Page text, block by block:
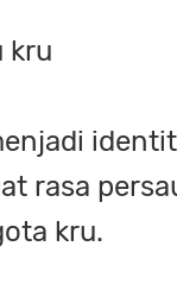
kru
rasa
kru.